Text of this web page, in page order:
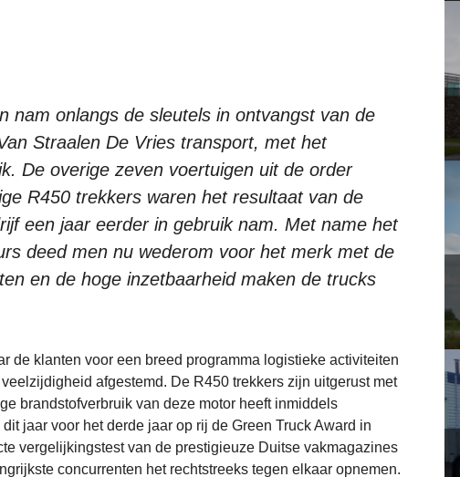
nam onlangs de sleutels in ontvangst van de
Straalen De Vries transport, met het
De overige zeven voertuigen uit de order
R450 trekkers waren het resultaat van de
een jaar eerder in gebruik nam. Met name het
deed men nu wederom voor het merk met de
en de hoge inzetbaarheid maken de trucks
de klanten voor een breed programma logistieke activiteiten
afgestemd. De R450 trekkers zijn uitgerust met
brandstofverbruik van deze motor heeft inmiddels
jaar voor het derde jaar op rij de Green Truck Award in
vergelijkingstest van de prestigieuze Duitse vakmagazines
concurrenten het rechtstreeks tegen elkaar opnemen.